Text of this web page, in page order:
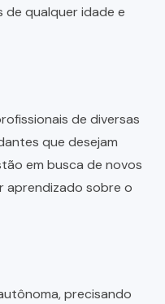
qualquer idade e
de diversas
que desejam
em busca de novos
aprendizado sobre o
precisando